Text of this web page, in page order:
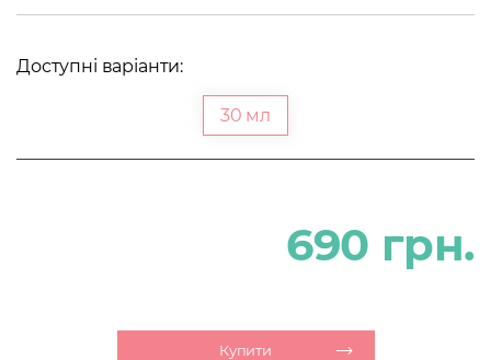
Доступні варіанти:
30 мл
690 грн.
Купити